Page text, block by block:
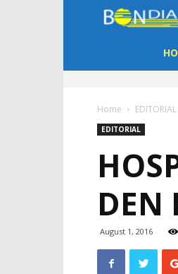
Home EDITORIAL
EDITORIAL
DEN
August 1, 2016